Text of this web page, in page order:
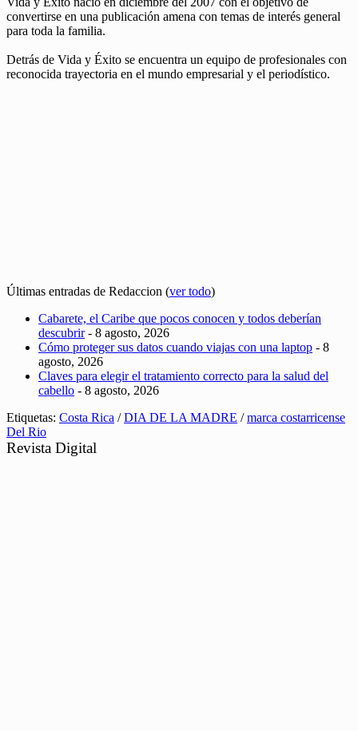
convertirse en una publicación amena con temas de interés general
para toda la familia.
Detrás de Vida y Éxito se encuentra un equipo de profesionales con
reconocida trayectoria en el mundo empresarial y el periodístico.
Últimas entradas de Redaccion (ver todo)
Cabarete, el Caribe que pocos conocen y todos deberían
descubrir- 8 agosto, 2026
Cómo proteger sus datos cuando viajas con una laptop - 8
agosto, 2026
Claves para elegir el tratamiento correcto para la salud del
cabello - 8 agosto, 2026
Etiquetas: Costa Rica /DIA DE LA MADRE /marca costarricense
Del Rio
Revista Digital